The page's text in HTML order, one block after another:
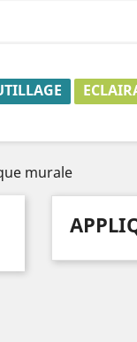
murale